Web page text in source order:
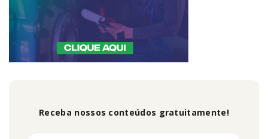
Receba nossos conteúdos gratuitamente!